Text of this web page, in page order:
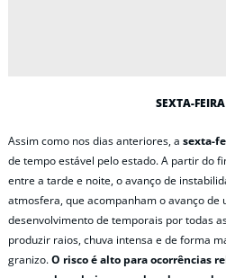
SEXTA-
Assim como nos dias anteriores, a sexta-
de tempo estável pelo estado. A partir do
entre a tarde e noite, o avanço de
atmosfera, que acompanham o avanço
desenvolvimento de temporais por todas
produzir raios, chuva intensa e de forma
granizo.O risco é alto para ocorrências